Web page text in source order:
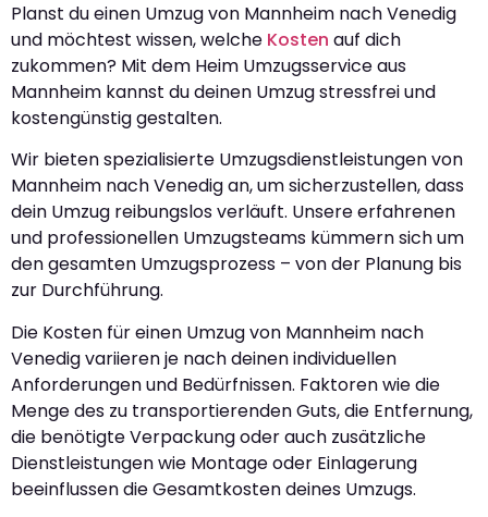
Planst du einen Umzug von Mannheim nach Venedig
und möchtest wissen, welche Kosten auf dich
zukommen? Mit dem Heim Umzugsservice aus
Mannheim kannst du deinen Umzug stressfrei und
kostengünstig gestalten.
Wir bieten spezialisierte Umzugsdienstleistungen von
Mannheim nach Venedig an, um sicherzustellen, dass
dein Umzug reibungslos verläuft. Unsere erfahrenen
und professionellen Umzugsteams kümmern sich um
den gesamten Umzugsprozess – von der Planung bis
zur Durchführung.
Die Kosten für einen Umzug von Mannheim nach
Venedig variieren je nach deinen individuellen
Anforderungen und Bedürfnissen. Faktoren wie die
Menge des zu transportierenden Guts, die Entfernung,
die benötigte Verpackung oder auch zusätzliche
Dienstleistungen wie Montage oder Einlagerung
beeinflussen die Gesamtkosten deines Umzugs.